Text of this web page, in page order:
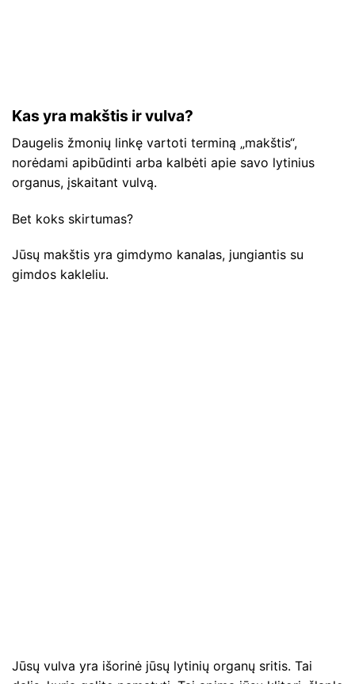
Kas yra makštis ir vulva?
Daugelis žmonių linkę vartoti terminą „makštis“,
norėdami apibūdinti arba kalbėti apie savo lytinius
organus, įskaitant vulvą.
Bet koks skirtumas?
Jūsų makštis yra gimdymo kanalas, jungiantis su
gimdos kakleliu.
Jūsų vulva yra išorinė jūsų lytinių organų sritis. Tai